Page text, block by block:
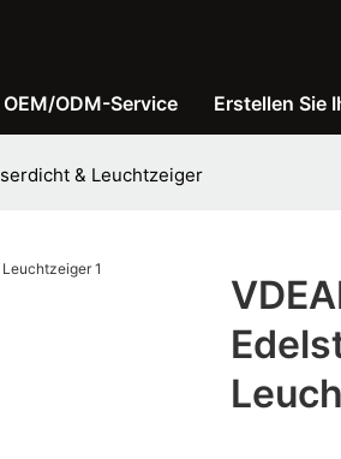
OEM/ODM-Service Erstellen Sie
& Leuchtzeiger